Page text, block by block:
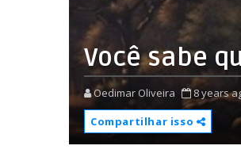
Você sabe
Oedimar Oliveira 8 years
Compartilhar isso